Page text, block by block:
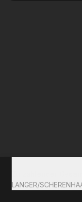
LANGER/